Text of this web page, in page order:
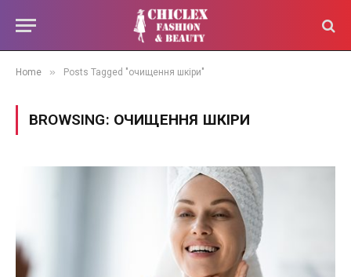
Home » Posts Tagged "очищення шкіри"
BROWSING: ОЧИЩЕННЯ ШКІРИ